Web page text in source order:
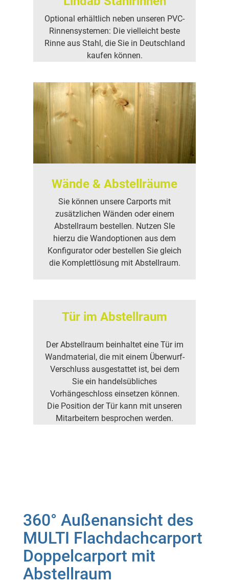
Optional erhältlich neben unseren PVC-
Rinnensystemen: Die vielleicht beste
Rinne aus Stahl, die Sie in Deutschland
kaufen können.
Wände & Abstellräume
Sie können unsere Carports mit
zusätzlichen Wänden oder einem
Abstellraum bestellen. Nutzen SIe
hierzu die Wandoptionen aus dem
Konfigurator oder bestellen Sie gleich
die Komplettlösung mit Abstellraum.
Tür im Abstellraum
Der Abstellraum beinhaltet eine Tür im
Wandmaterial, die mit einem Überwurf-
Verschluss ausgestattet ist, bei dem
Sie ein handelsübliches
Vorhängeschloss einsetzen können.
Die Position der Tür kann mit unseren
Mitarbeitern besprochen werden.
360° Außenansicht des
MULTI Flachdachcarport
Doppelcarport mit
Abstellraum